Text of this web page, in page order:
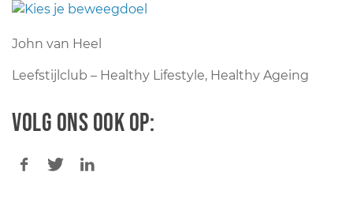
John van Heel
Leefstijlclub – Healthy Lifestyle, Healthy Ageing
Volg ons ook op: